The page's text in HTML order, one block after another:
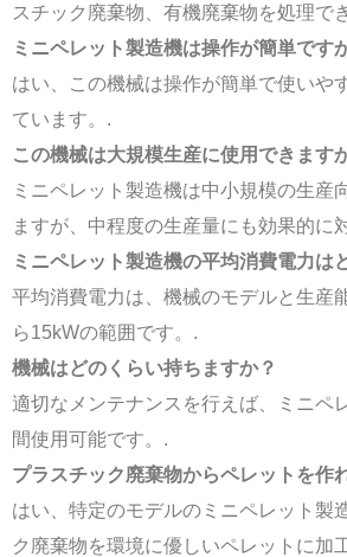
スチック廃棄物、有機廃棄物を処理で
ミニペレット製造機は操作が簡単です
はい、この機械は操作が簡単で使いや
ています。.
この機械は大規模生産に使用できます
ミニペレット製造機は中小規模の生産
ますが、中程度の生産量にも効果的に
ミニペレット製造機の平均消費電力は
平均消費電力は、機械のモデルと生産
ら15kWの範囲です。.
機械はどのくらい持ちますか？
適切なメンテナンスを行えば、ミニペ
間使用可能です。.
プラスチック廃棄物からペレットを作
はい、特定のモデルのミニペレット製
ク廃棄物を環境に優しいペレットに加